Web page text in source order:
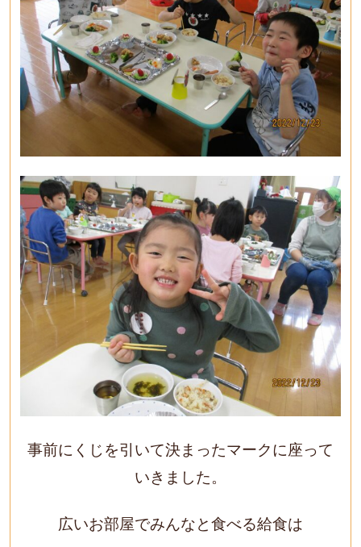
事前にくじを引いて決まったマークに座って
いきました。
広いお部屋でみんなと食べる給食は